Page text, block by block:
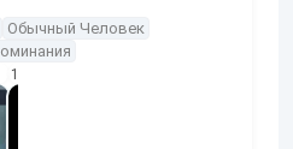
Обычный Человек
10